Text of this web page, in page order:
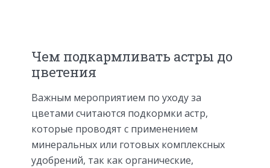
Чем подкармливать астры до
цветения
Важным мероприятием по уходу за
цветами считаются подкормки астр,
которые проводят с применением
минеральных или готовых комплексных
удобрений, так как органические,